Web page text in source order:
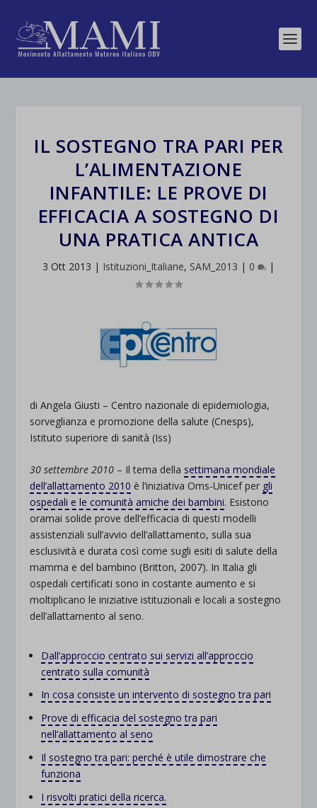
IL SOSTEGNO TRA PARI PER
L’ALIMENTAZIONE
INFANTILE: LE PROVE DI
EFFICACIA A SOSTEGNO DI
UNA PRATICA ANTICA
3 Ott 2013 | Istituzioni_Italiane, SAM_2013 | 0 |
di Angela Giusti – Centro nazionale di epidemiologia,
sorveglianza e promozione della salute (Cnesps),
Istituto superiore di sanità (Iss)
30 settembre 2010 – Il tema della settimana mondiale
dell’allattamento 2010 è l’iniziativa Oms-Unicef per gli
ospedali e le comunità amiche dei bambini. Esistono
oramai solide prove dell’efficacia di questi modelli
assistenziali sull’avvio dell’allattamento, sulla sua
esclusività e durata così come sugli esiti di salute della
mamma e del bambino (Britton, 2007). In Italia gli
ospedali certificati sono in costante aumento e si
moltiplicano le iniziative istituzionali e locali a sostegno
dell’allattamento al seno.
Dall’approccio centrato sui servizi all’approccio
centrato sulla comunità
In cosa consiste un intervento di sostegno tra pari
Prove di efficacia del sostegno tra pari
nell’allattamento al seno
Il sostegno tra pari: perché è utile dimostrare che
funziona
I risvolti pratici della ricerca.